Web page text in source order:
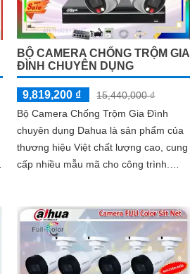
BỘ CAMERA CHỐNG TRỘM GIA
ĐÌNH CHUYÊN DỤNG
9,819,200 ₫
15,440,000 ₫
Bộ Camera Chống Trộm Gia Đình
chuyên dụng Dahua là sản phẩm của
thương hiệu Việt chất lượng cao, cung
cấp nhiều mẫu mã cho công trình.
cao cấp